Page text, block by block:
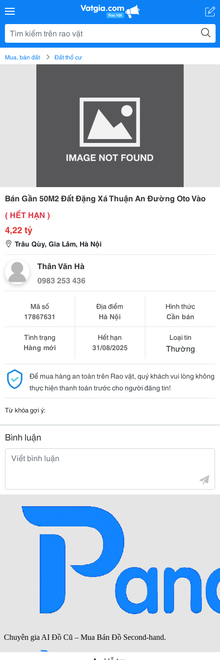
Mua, bán đất Đất thổ cư
Bán Gần 50M2 Đất Đặng Xá Thuận An Đường Oto Vào
( HẾT HẠN )
4,22 tỷ
Trâu Qùy, Gia Lâm, Hà Nội
Thân Văn Hà
0983 253 436
Mã số
17867631
Địa điểm
Hà Nội
Hình thức
Cần bán
Tình trạng
Hàng mới
Hết hạn
31/08/2025
Loại tin
Thường
Để mua hàng an toàn trên Rao vặt, quý khách vui lòng không
thực hiện thanh toán trước cho người đăng tin!
Từ khóa gợi ý:
Bình luận